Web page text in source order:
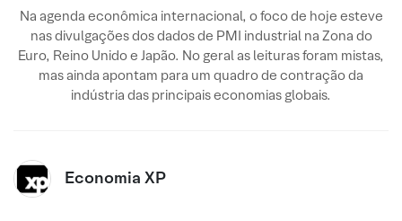
Na agenda econômica internacional, o foco de hoje esteve
nas divulgações dos dados de PMI industrial na Zona do
Euro, Reino Unido e Japão. No geral as leituras foram mistas,
mas ainda apontam para um quadro de contração da
indústria das principais economias globais.
Economia XP